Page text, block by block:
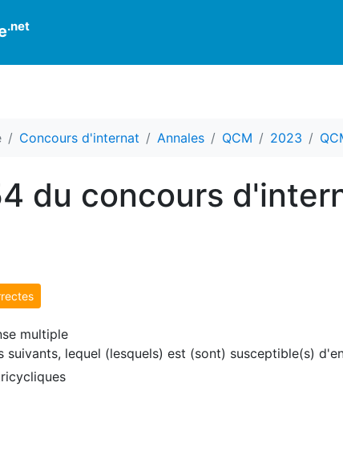
.net
Concours d'internat Annales QCM 2023
du concours
multiple
suivants, lequel (lesquels) est (sont) susceptible(s)